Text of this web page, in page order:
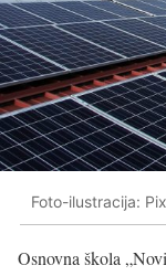
Foto-ilustracija:
Osnovna škola